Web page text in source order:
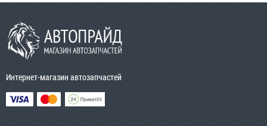
Интернет-магазин автозапчастей